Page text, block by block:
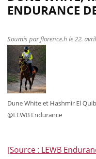
Nos
para-
brillent
ENDURANCE
Soumis parflorence.h le 22.
Dune White et Hashmir El
@LEWB Endurance
[Source : LEWB